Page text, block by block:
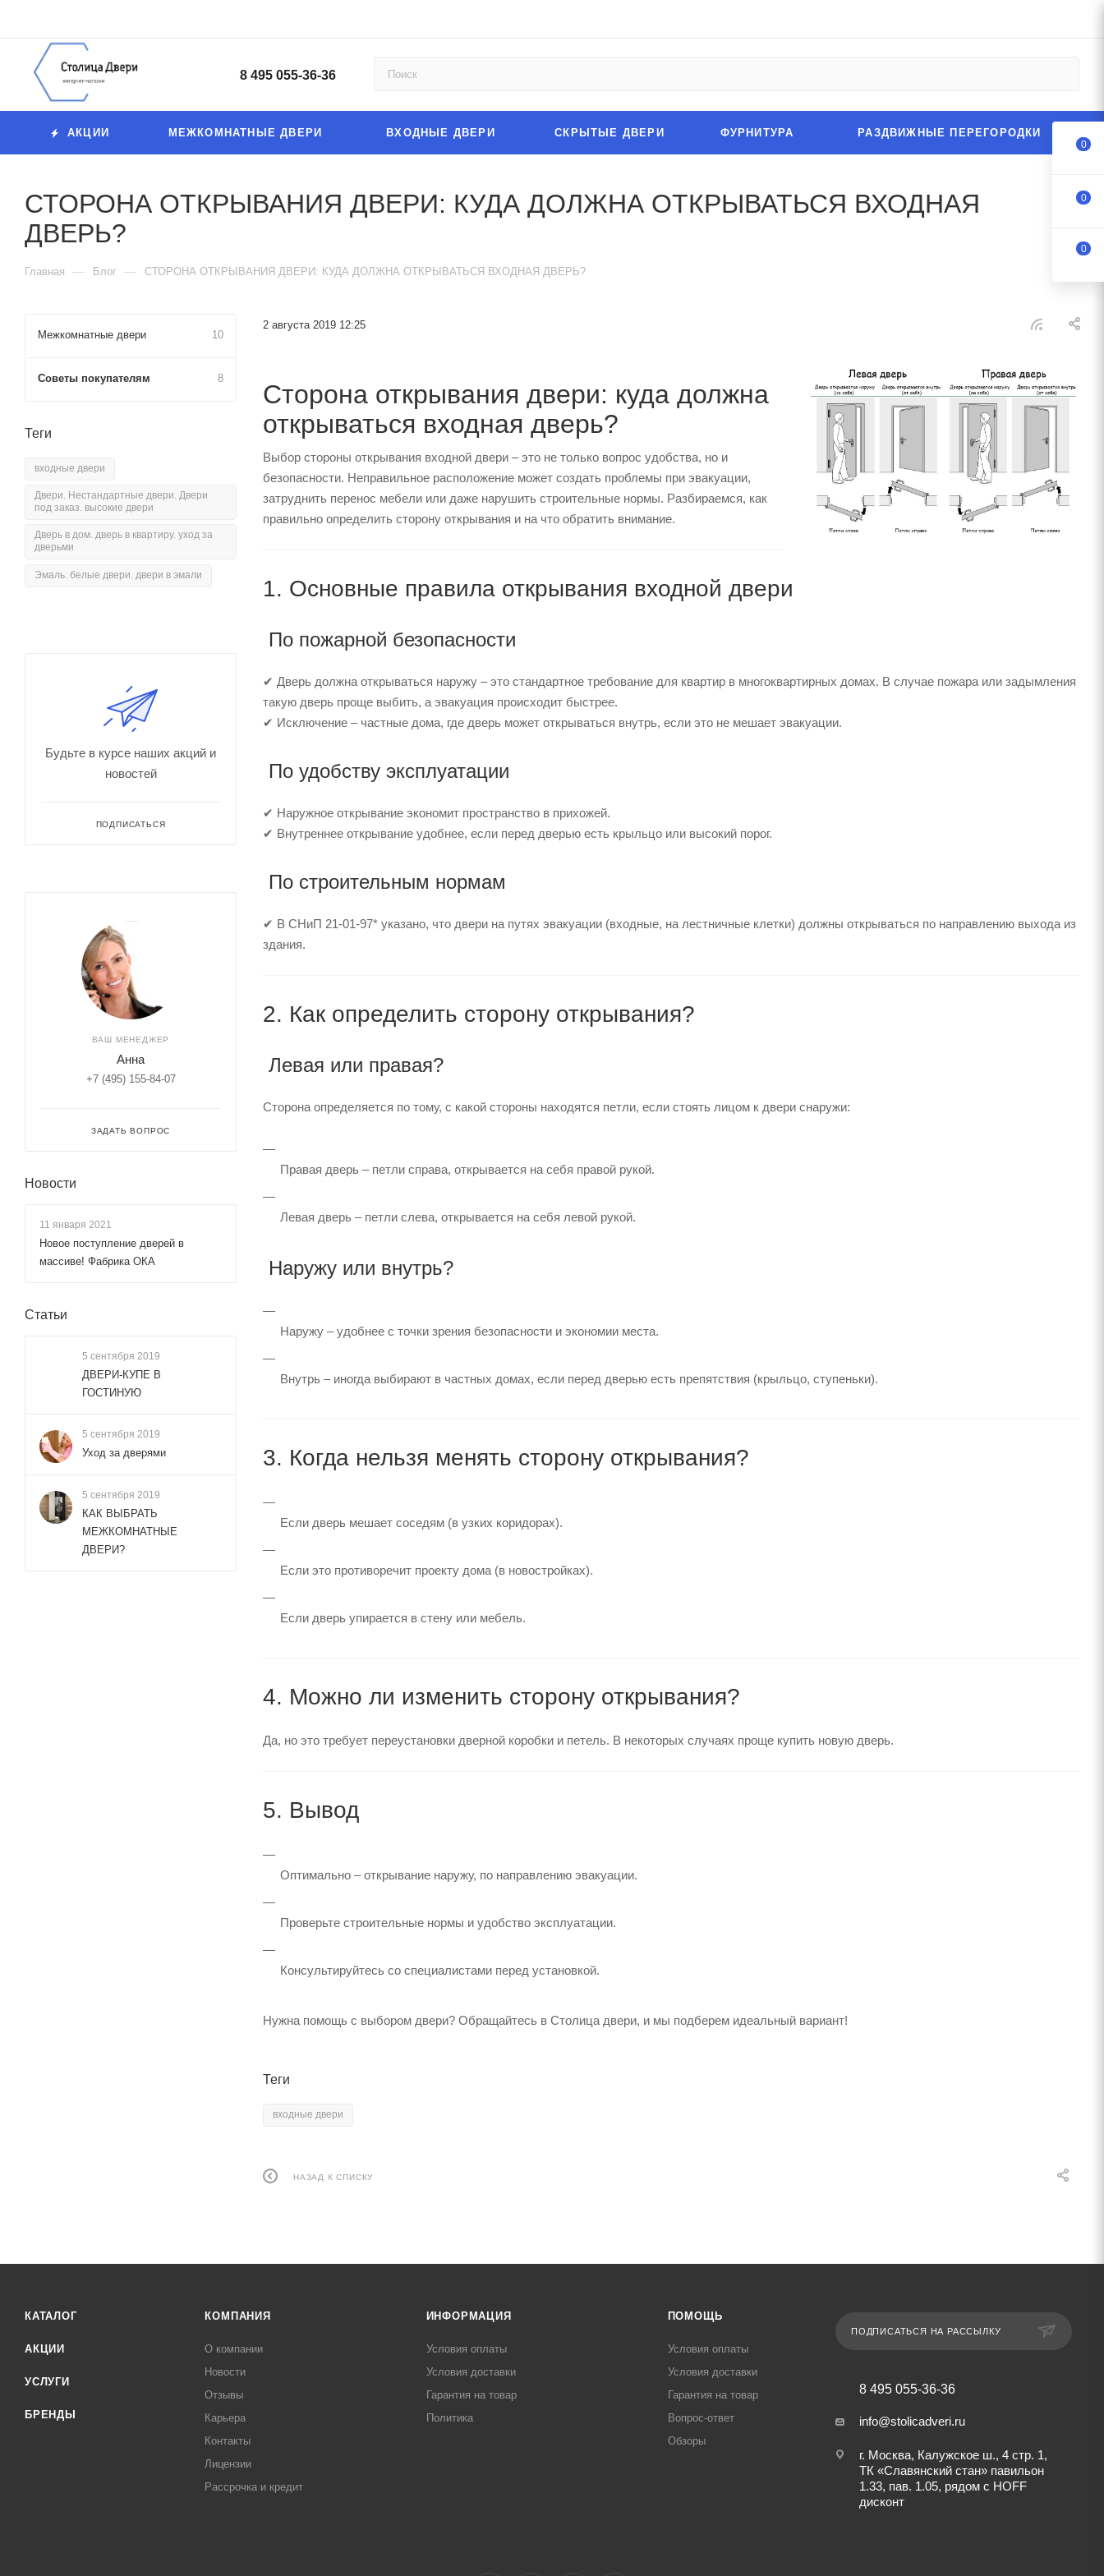
8 495 055-36-36
АКЦИИ МЕЖКОМНАТНЫЕ ДВЕРИ ВХОДНЫЕ ДВЕРИ СКРЫТЫЕ ДВЕРИ ФУРНИТУРА РАЗДВИЖНЫЕ ПЕРЕГОРОДКИ
СТОРОНА ОТКРЫВАНИЯ ДВЕРИ: КУДА ДОЛЖНА ОТКРЫВАТЬСЯ ВХОДНАЯ
ДВЕРЬ?
Главная — Блог — СТОРОНА ОТКРЫВАНИЯ ДВЕРИ: КУДА ДОЛЖНА ОТКРЫВАТЬСЯ ВХОДНАЯ ДВЕРЬ?
2 августа 2019 12:25
Сторона открывания двери: куда должна
открываться входная дверь?
Выбор стороны открывания входной двери – это не только вопрос удобства, но и
безопасности. Неправильное расположение может создать проблемы при эвакуации,
затруднить перенос мебели или даже нарушить строительные нормы. Разбираемся, как
правильно определить сторону открывания и на что обратить внимание.
1. Основные правила открывания входной двери
По пожарной безопасности
✔ Дверь должна открываться наружу – это стандартное требование для квартир в многоквартирных домах. В случае пожара или задымления
такую дверь проще выбить, а эвакуация происходит быстрее.
✔ Исключение – частные дома, где дверь может открываться внутрь, если это не мешает эвакуации.
По удобству эксплуатации
✔ Наружное открывание экономит пространство в прихожей.
✔ Внутреннее открывание удобнее, если перед дверью есть крыльцо или высокий порог.
По строительным нормам
✔ В СНиП 21-01-97* указано, что двери на путях эвакуации (входные, на лестничные клетки) должны открываться по направлению выхода из
здания.
2. Как определить сторону открывания?
Левая или правая?
Сторона определяется по тому, с какой стороны находятся петли, если стоять лицом к двери снаружи:
Правая дверь – петли справа, открывается на себя правой рукой.
Левая дверь – петли слева, открывается на себя левой рукой.
Наружу или внутрь?
Наружу – удобнее с точки зрения безопасности и экономии места.
Внутрь – иногда выбирают в частных домах, если перед дверью есть препятствия (крыльцо, ступеньки).
3. Когда нельзя менять сторону открывания?
Если дверь мешает соседям (в узких коридорах).
Если это противоречит проекту дома (в новостройках).
Если дверь упирается в стену или мебель.
4. Можно ли изменить сторону открывания?
Да, но это требует переустановки дверной коробки и петель. В некоторых случаях проще купить новую дверь.
5. Вывод
Оптимально – открывание наружу, по направлению эвакуации.
Проверьте строительные нормы и удобство эксплуатации.
Консультируйтесь со специалистами перед установкой.
Нужна помощь с выбором двери? Обращайтесь в Столица двери, и мы подберем идеальный вариант!
Теги
входные двери
НАЗАД К СПИСКУ
Межкомнатные двери 10
Советы покупателям 8
Теги
входные двери
Двери. Нестандартные двери. Двери
под заказ. высокие двери
Дверь в дом. дверь в квартиру. уход за
дверьми
Эмаль. белые двери. двери в эмали
Будьте в курсе наших акций и
новостей
ПОДПИСАТЬСЯ
ВАШ МЕНЕДЖЕР
Анна
+7 (495) 155-84-07
ЗАДАТЬ ВОПРОС
Новости
11 января 2021
Новое поступление дверей в
массиве! Фабрика ОКА
Статьи
5 сентября 2019
ДВЕРИ-КУПЕ В
ГОСТИНУЮ
5 сентября 2019
Уход за дверями
5 сентября 2019
КАК ВЫБРАТЬ
МЕЖКОМНАТНЫЕ
ДВЕРИ?
КАТАЛОГ
АКЦИИ
УСЛУГИ
БРЕНДЫ
КОМПАНИЯ
О компании
Новости
Отзывы
Карьера
Контакты
Лицензии
Рассрочка и кредит
ИНФОРМАЦИЯ
Условия оплаты
Условия доставки
Гарантия на товар
Политика
ПОМОЩЬ
Условия оплаты
Условия доставки
Гарантия на товар
Вопрос-ответ
Обзоры
ПОДПИСАТЬСЯ НА РАССЫЛКУ
8 495 055-36-36
info@stolicadveri.ru
г. Москва, Калужское ш., 4 стр. 1,
ТК «Славянский стан» павильон
1.33, пав. 1.05, рядом с HOFF
дисконт
0
0
0